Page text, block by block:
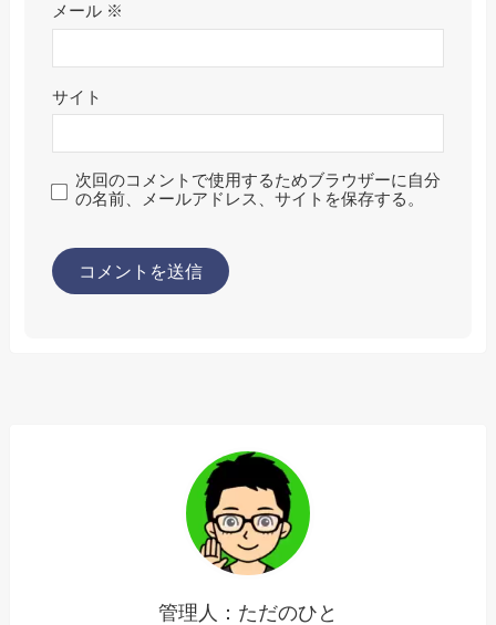
メール ※
サイト
次回のコメントで使用するためブラウザーに自分
の名前、メールアドレス、サイトを保存する。
管理人：ただのひと